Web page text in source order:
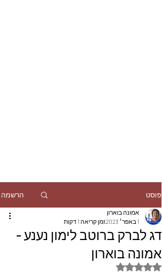
פוסט הרשמה
דג לברק ברוטב לימון נענע -
אמונה בוארון
אמונה בוארון
1 באפר׳ 2023
זמן קריאה 1 דקות
דירוג של NaN מתוך 5 כוכבים